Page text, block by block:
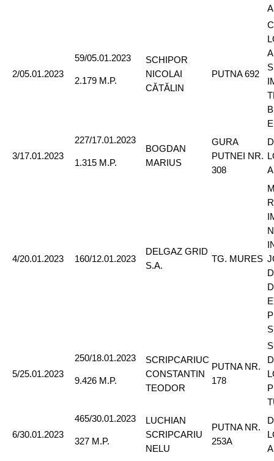
2/05.01.2023
59/05.01.2023
2.179 M.P.
SCHIPOR
NICOLAI
CĂTĂLIN
PUTNA 692
3/17.01.2023
227/17.01.2023
1.315 M.P.
BOGDAN
MARIUS
GURA
PUTNEI NR.
308
4/20.01.2023 160/12.01.2023
DELGAZ GRID
S.A.
TG. MURES
5/25.01.2023
250/18.01.2023
9.426 M.P.
SCRIPCARIUC
CONSTANTIN
TEODOR
PUTNA NR.
178
6/30.01.2023
465/30.01.2023
327 M.P.
LUCHIAN
SCRIPCARIU
NELU
PUTNA NR.
253A